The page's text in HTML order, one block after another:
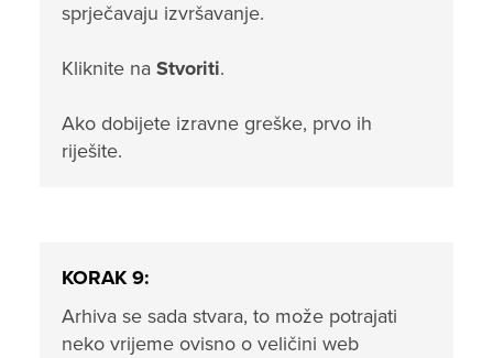
sprječavaju izvršavanje.
Kliknite na Stvoriti.
Ako dobijete izravne greške, prvo ih
riješite.
KORAK 9:
Arhiva se sada stvara, to može potrajati
neko vrijeme ovisno o veličini web